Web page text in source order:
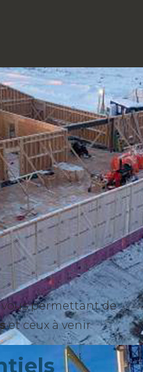
permettant de
et ceux à venir